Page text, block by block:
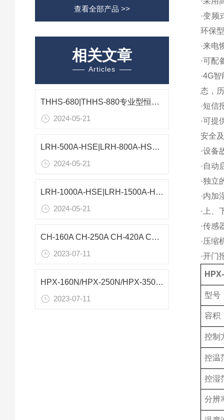
查看全部产品 >>
相关文章
Articles
THHS-680|THHS-880专业型恒温恒湿箱参数报价
2024-05-21
LRH-500A-HSE|LRH-800A-HSE精密型恒温恒湿箱配置
2024-05-21
LRH-1000A-HSE|LRH-1500A-HSE精密型恒温恒湿箱
2024-05-21
CH-160A CH-250A CH-420A CH-810A CH-1050A恒温恒湿箱技术参数
2023-07-11
HPX-160N/HPX-250N/HPX-350N/HPX-510N恒温恒湿箱技术参数
2023-07-11
·变频
环保
·来电
·可配
·4G
态，
·短信
·可提
安全
·设备
·自动
·独立
·内加
·上、
·传感
·压缩
·开门
型号
容积
控制
控温
控湿
分辨